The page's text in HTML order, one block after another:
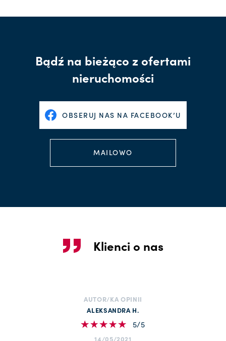
Bądź na bieżąco z ofertami
nieruchomości
OBSERUJ NAS NA FACEBOOK’U
MAILOWO
Klienci o nas
AUTOR/KA OPINII
ALEKSANDRA H.
5/5
14/05/2021